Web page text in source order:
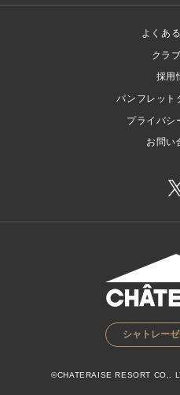
よくあ
クラ
採用
パンフレット
プライバシ
お問い
シャトレー
©CHATERAISE RESORT CO,.